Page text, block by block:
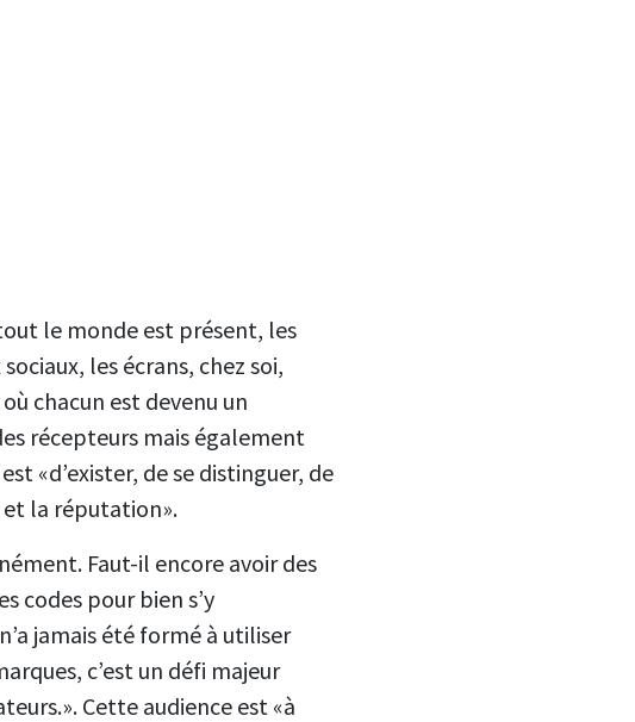
le monde est présent, les
les écrans, chez soi,
chacun est devenu un
récepteurs mais également
«d’exister, de se distinguer, de
et la réputation».
Faut-il encore avoir des
codes pour bien s’y
jamais été formé à utiliser
c’est un défi majeur
Cette audience est «à